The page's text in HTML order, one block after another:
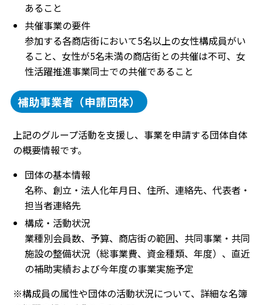
あること
共催事業の要件
参加する各商店街において5名以上の女性構成員がい
ること、女性が5名未満の商店街との共催は不可、女
性活躍推進事業同士での共催であること
補助事業者（申請団体）
上記のグループ活動を支援し、事業を申請する団体自体
の概要情報です。
団体の基本情報
名称、創立・法人化年月日、住所、連絡先、代表者・
担当者連絡先
構成・活動状況
業種別会員数、予算、商店街の範囲、共同事業・共同
施設の整備状況（総事業費、資金種類、年度）、直近
の補助実績および今年度の事業実施予定
※構成員の属性や団体の活動状況について、詳細な名簿